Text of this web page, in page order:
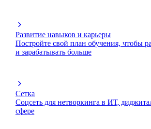
Развитие навыков и карьеры
Постройте свой план обучения, чтобы
и зарабатывать больше
Сетка
Соцсеть для нетворкинга в ИТ,
сфере